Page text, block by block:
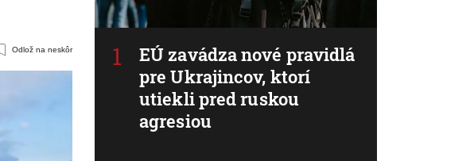
Odlož na neskôr
EÚ zavádza nové pravidlá
pre Ukrajincov, ktorí
utiekli pred ruskou
agresiou